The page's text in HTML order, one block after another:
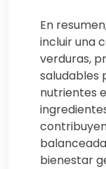
En
incluir una
verduras,
saludables
nutrientes
bienestar